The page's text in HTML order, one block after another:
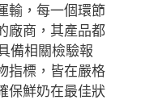
輸，每一個環節
廠商，其產品都
備相關檢驗報
指標，皆在嚴格
保鮮奶在最佳狀